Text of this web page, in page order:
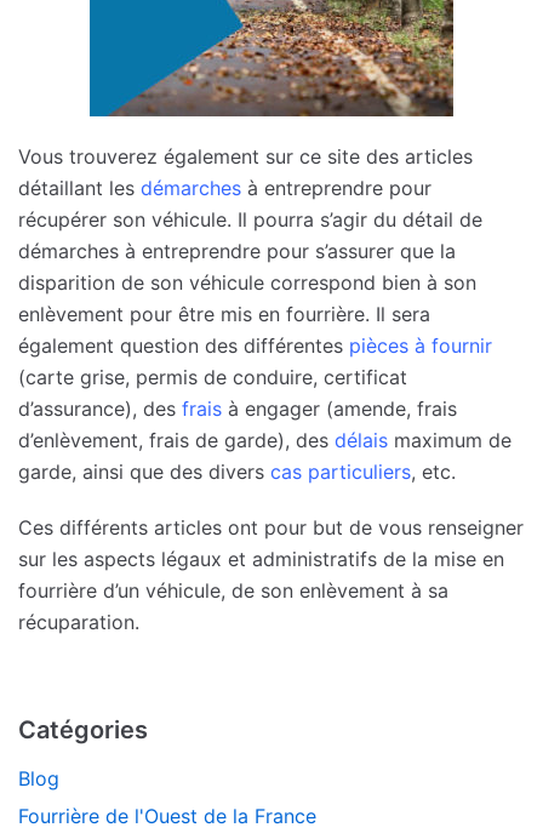
Vous trouverez également sur ce site des articles
détaillant les démarches à entreprendre pour
récupérer son véhicule. Il pourra s’agir du détail de
démarches à entreprendre pour s’assurer que la
disparition de son véhicule correspond bien à son
enlèvement pour être mis en fourrière. Il sera
également question des différentes pièces à fournir
(carte grise, permis de conduire, certificat
d’assurance), des frais à engager (amende, frais
d’enlèvement, frais de garde), des délais maximum de
garde, ainsi que des divers cas particuliers, etc.
Ces différents articles ont pour but de vous renseigner
sur les aspects légaux et administratifs de la mise en
fourrière d’un véhicule, de son enlèvement à sa
récuparation.
Catégories
Blog
Fourrière de l'Ouest de la France